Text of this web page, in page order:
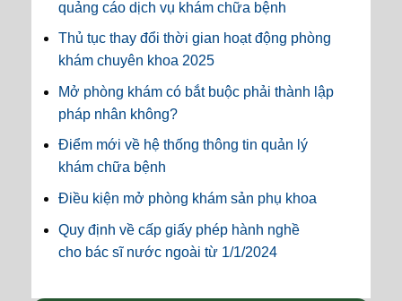
quảng cáo dịch vụ khám chữa bệnh
Thủ tục thay đổi thời gian hoạt động phòng
khám chuyên khoa 2025
Mở phòng khám có bắt buộc phải thành lập
pháp nhân không?
Điểm mới về hệ thống thông tin quản lý
khám chữa bệnh
Điều kiện mở phòng khám sản phụ khoa
Quy định về cấp giấy phép hành nghề
cho bác sĩ nước ngoài từ 1/1/2024